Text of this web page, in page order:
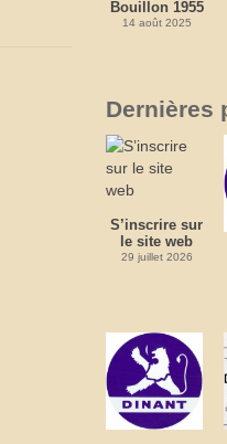
Bouillon 1955
14 août 2025
Dernières
S’inscrire sur
le site web
29 juillet 2026